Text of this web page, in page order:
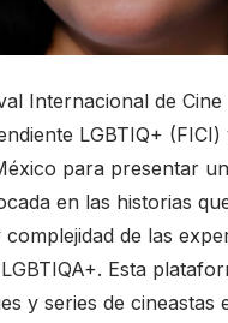
Internacional de Cine
LGBTIQ+
para presentar
en las historias
de las
Esta
y series de cineastas